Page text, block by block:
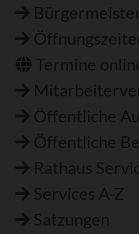
Termine
Öffentliche
Öffentliche
Rathaus
Services A-Z
Satzungen